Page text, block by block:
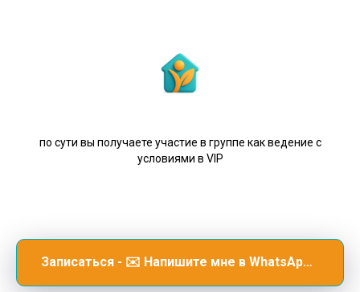
по сути вы получаете участие в группе как ведение с
условиями в VIP
Записаться - ✉️ Напишите мне в WhatsApp — 💬 Отвечаю в течение дня